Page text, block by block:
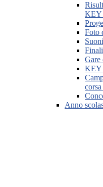
KEY
Foto
Gare
KEY
Anno